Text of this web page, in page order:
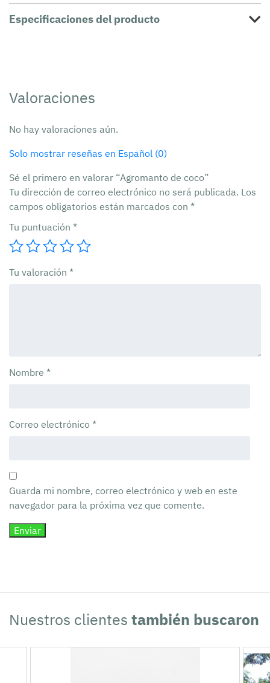
Especificaciones del producto
Valoraciones
No hay valoraciones aún.
Solo mostrar reseñas en Español (0)
Sé el primero en valorar “Agromanto de coco”
Tu dirección de correo electrónico no será publicada. Los
campos obligatorios están marcados con *
Tu puntuación *
Tu valoración *
Nombre *
Correo electrónico *
Guarda mi nombre, correo electrónico y web en este
navegador para la próxima vez que comente.
Nuestros clientes también buscaron